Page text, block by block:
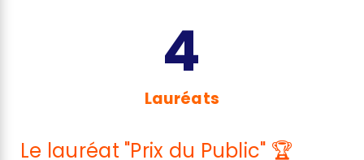
4
Lauréats
Le lauréat "Prix du Public" 🏆